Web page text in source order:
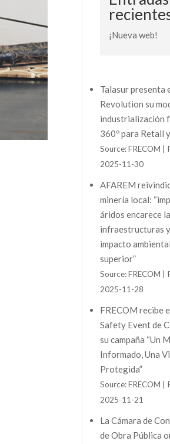
¡Nueva web!
Talasur presenta
Revolution su
industrialización
360º para Retail
Source: FRECOM
2025-11-30
AFAREM
minería local:
áridos encarece
infraestructuras
impacto
superior”
Source: FRECOM
2025-11-28
FRECOM recibe
Safety Event de
su campaña “Un
Informado, Una
Protegida”
Source: FRECOM
2025-11-21
La Cámara de
de Obra Pública